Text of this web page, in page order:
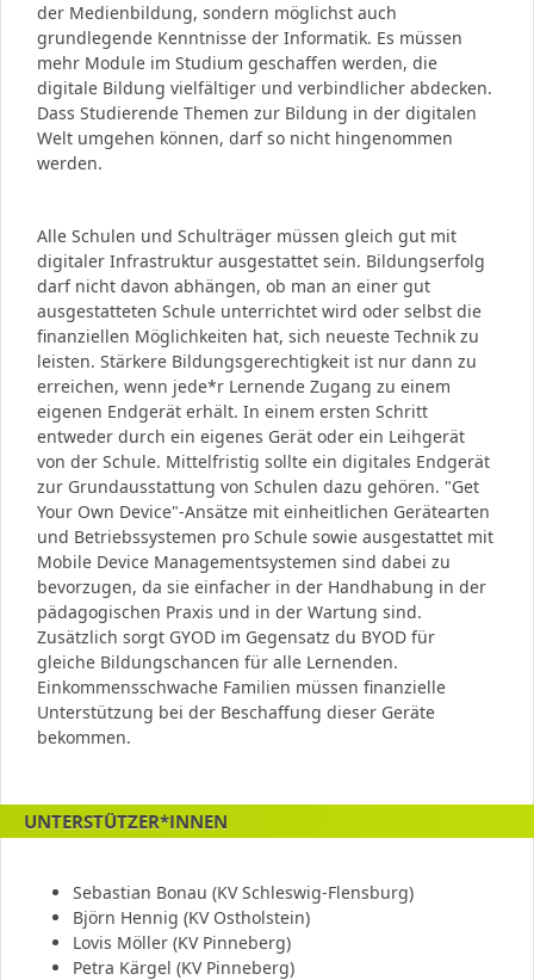
der Medienbildung, sondern möglichst auch
grundlegende Kenntnisse der Informatik. Es müssen
mehr Module im Studium geschaffen werden, die
digitale Bildung vielfältiger und verbindlicher abdecken.
Dass Studierende Themen zur Bildung in der digitalen
Welt umgehen können, darf so nicht hingenommen
werden.
Alle Schulen und Schulträger müssen gleich gut mit
digitaler Infrastruktur ausgestattet sein. Bildungserfolg
darf nicht davon abhängen, ob man an einer gut
ausgestatteten Schule unterrichtet wird oder selbst die
finanziellen Möglichkeiten hat, sich neueste Technik zu
leisten. Stärkere Bildungsgerechtigkeit ist nur dann zu
erreichen, wenn jede*r Lernende Zugang zu einem
eigenen Endgerät erhält. In einem ersten Schritt
entweder durch ein eigenes Gerät oder ein Leihgerät
von der Schule. Mittelfristig sollte ein digitales Endgerät
zur Grundausstattung von Schulen dazu gehören. "Get
Your Own Device"-Ansätze mit einheitlichen Gerätearten
und Betriebssystemen pro Schule sowie ausgestattet mit
Mobile Device Managementsystemen sind dabei zu
bevorzugen, da sie einfacher in der Handhabung in der
pädagogischen Praxis und in der Wartung sind.
Zusätzlich sorgt GYOD im Gegensatz du BYOD für
gleiche Bildungschancen für alle Lernenden.
Einkommensschwache Familien müssen finanzielle
Unterstützung bei der Beschaffung dieser Geräte
bekommen.
UNTERSTÜTZER*INNEN
Sebastian Bonau (KV Schleswig-Flensburg)
Björn Hennig (KV Ostholstein)
Lovis Möller (KV Pinneberg)
Petra Kärgel (KV Pinneberg)